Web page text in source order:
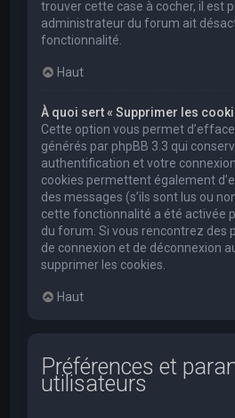
trouver cette case à cocher, il est
administrateur du forum ait
fonctionnalité.
Haut
À quoi sert « Supprimer les
Cette option vous permet
générés par phpBB 3.3 qui
authentification et votre
cookies permettent également
des messages (s’ils sont lus ou
cette fonctionnalité a été activée
du forum. Si vous rencontrez des
de connexion et de déconnexion
supprimer les cookies.
Haut
Préférences et
utilisateurs